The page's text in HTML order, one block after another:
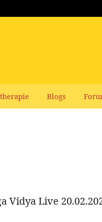
Blogs
Vidya Live